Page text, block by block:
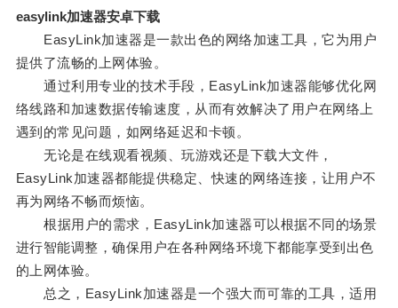
easylink加速器安卓下载
EasyLink加速器是一款出色的网络加速工具，它为用户
提供了流畅的上网体验。
通过利用专业的技术手段，EasyLink加速器能够优化网
络线路和加速数据传输速度，从而有效解决了用户在网络上
遇到的常见问题，如网络延迟和卡顿。
无论是在线观看视频、玩游戏还是下载大文件，
EasyLink加速器都能提供稳定、快速的网络连接，让用户不
再为网络不畅而烦恼。
根据用户的需求，EasyLink加速器可以根据不同的场景
进行智能调整，确保用户在各种网络环境下都能享受到出色
的上网体验。
总之，EasyLink加速器是一个强大而可靠的工具，适用